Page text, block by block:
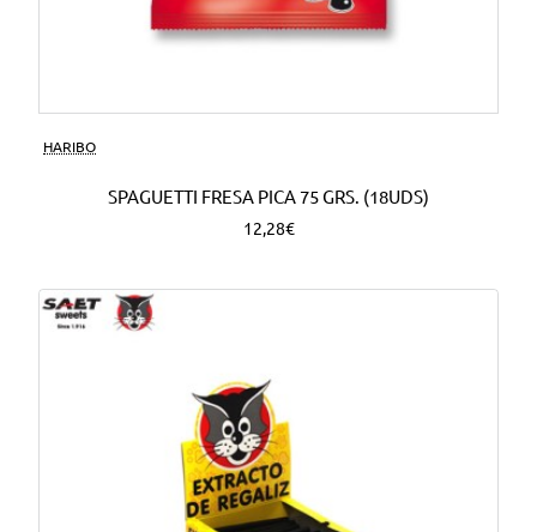
HARIBO
SPAGUETTI FRESA PICA 75 GRS. (18UDS)
12,28€